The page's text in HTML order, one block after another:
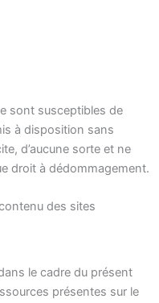
sont susceptibles de
à disposition sans
d’aucune sorte et ne
droit à dédommagement.
des sites
le cadre du présent
présentes sur le